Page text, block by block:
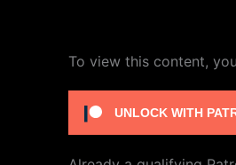
To view this content,
UNLOCK WITH